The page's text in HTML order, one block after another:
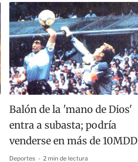
Balón de la 'mano de Dios'
entra a subasta; podría
venderse en más de 10MDD
Deportes 2 min de lectura